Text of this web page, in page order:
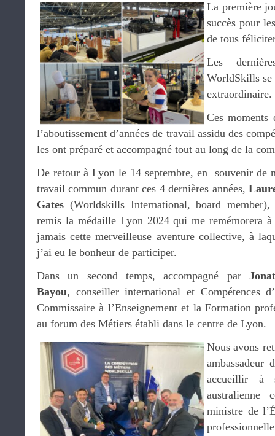
La première
succès pour
de tous
Les
WorldSkills se
extraordinaire.
Ces moments
l’aboutissement d’années de travail assidu des
les ont préparé et accompagné tout au long de la
De retour à Lyon le 14 septembre, en souvenir de
travail commun durant ces 4 dernières années,
Gates (Worldskills International, board member),
remis la médaille Lyon 2024 qui me remémorera
jamais cette merveilleuse aventure collective, à
j’ai eu le bonheur de participer.
Dans un second temps, accompagné par
Bayou, conseiller international et Compétences
Commissaire à l’Enseignement et la Formation
au forum des Métiers établi dans le centre de Lyon.
Nous avons
ambassadeur
accueillir à
ministre de